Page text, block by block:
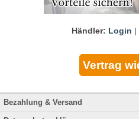
Händler: Login |
Bezahlung & Versand